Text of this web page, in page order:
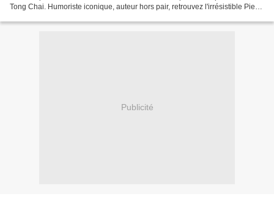
Tong Chai. Humoriste iconique, auteur hors pair, retrouvez l'irrésistible Pierre
Publicité